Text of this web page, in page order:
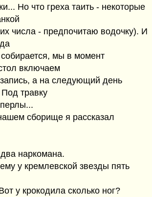
Но что греха таить - некоторые
их числа - предпочитаю водочку). И
мы в момент
включаем
а на следующий день
травку
сборище я рассказал
наркомана.
у кремлевской звезды пять
у крокодила сколько ног?